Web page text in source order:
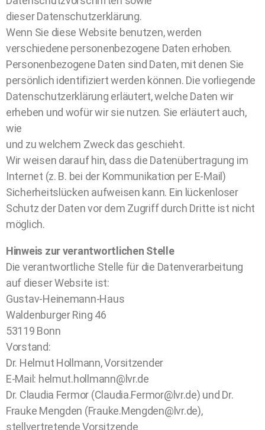
dieser Datenschutzerklärung.
Wenn Sie diese Website benutzen, werden
verschiedene personenbezogene Daten erhoben.
Personenbezogene Daten sind Daten, mit denen Sie
persönlich identifiziert werden können. Die vorliegende
Datenschutzerklärung erläutert, welche Daten wir
erheben und wofür wir sie nutzen. Sie erläutert auch,
wie
und zu welchem Zweck das geschieht.
Wir weisen darauf hin, dass die Datenübertragung im
Internet (z. B. bei der Kommunikation per E-Mail)
Sicherheitslücken aufweisen kann. Ein lückenloser
Schutz der Daten vor dem Zugriff durch Dritte ist nicht
möglich.
Hinweis zur verantwortlichen Stelle
Die verantwortliche Stelle für die Datenverarbeitung
auf dieser Website ist:
Gustav-Heinemann-Haus
Waldenburger Ring 46
53119 Bonn
Vorstand:
Dr. Helmut Hollmann, Vorsitzender
E-Mail: helmut.hollmann@lvr.de
Dr. Claudia Fermor (Claudia.Fermor@lvr.de) und Dr.
Frauke Mengden (Frauke.Mengden@lvr.de),
stellvertretende Vorsitzende